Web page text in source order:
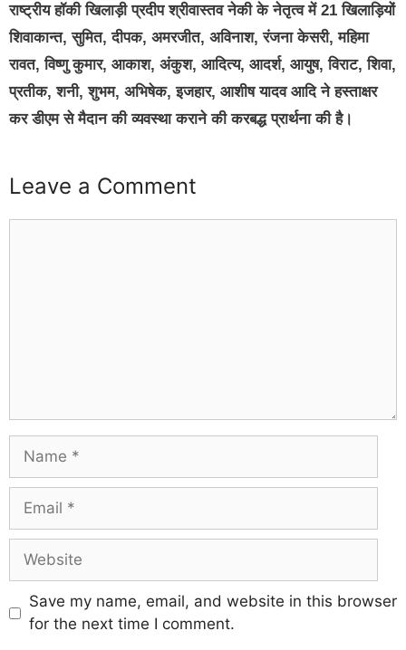
राष्ट्रीय हॉकी खिलाड़ी प्रदीप श्रीवास्तव नेकी के नेतृत्व में 21 खिलाड़ियों
शिवाकान्त, सुमित, दीपक, अमरजीत, अविनाश, रंजना केसरी, महिमा
रावत, विष्णु कुमार, आकाश, अंकुश, आदित्य, आदर्श, आयुष, विराट, शिवा,
प्रतीक, शनी, शुभम, अभिषेक, इजहार, आशीष यादव आदि ने हस्ताक्षर
कर डीएम से मैदान की व्यवस्था कराने की करबद्ध प्रार्थना की है।
Leave a Comment
Save my name, email, and website in this browser
for the next time I comment.